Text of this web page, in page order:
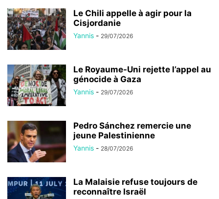
Le Chili appelle à agir pour la
Cisjordanie
Yannis - 29/07/2026
Le Royaume-Uni rejette l’appel au
génocide à Gaza
Yannis - 29/07/2026
Pedro Sánchez remercie une
jeune Palestinienne
Yannis - 28/07/2026
La Malaisie refuse toujours de
reconnaître Israël